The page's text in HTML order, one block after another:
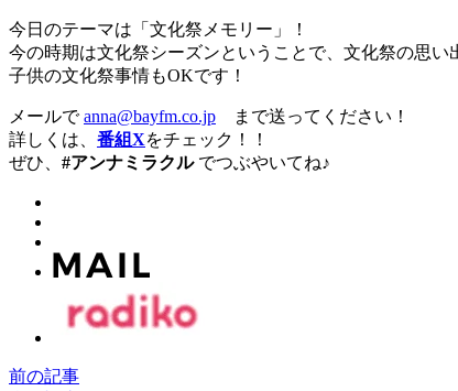
今日のテーマは「文化祭メモリー」！
今の時期は文化祭シーズンということで、文化祭の思い
子供の文化祭事情もOKです！
メールでanna@bayfm.co.jp まで送ってください！
詳しくは、 番組Xをチェック！！
ぜひ、 #アンナミラクルでつぶやいてね♪
前の記事